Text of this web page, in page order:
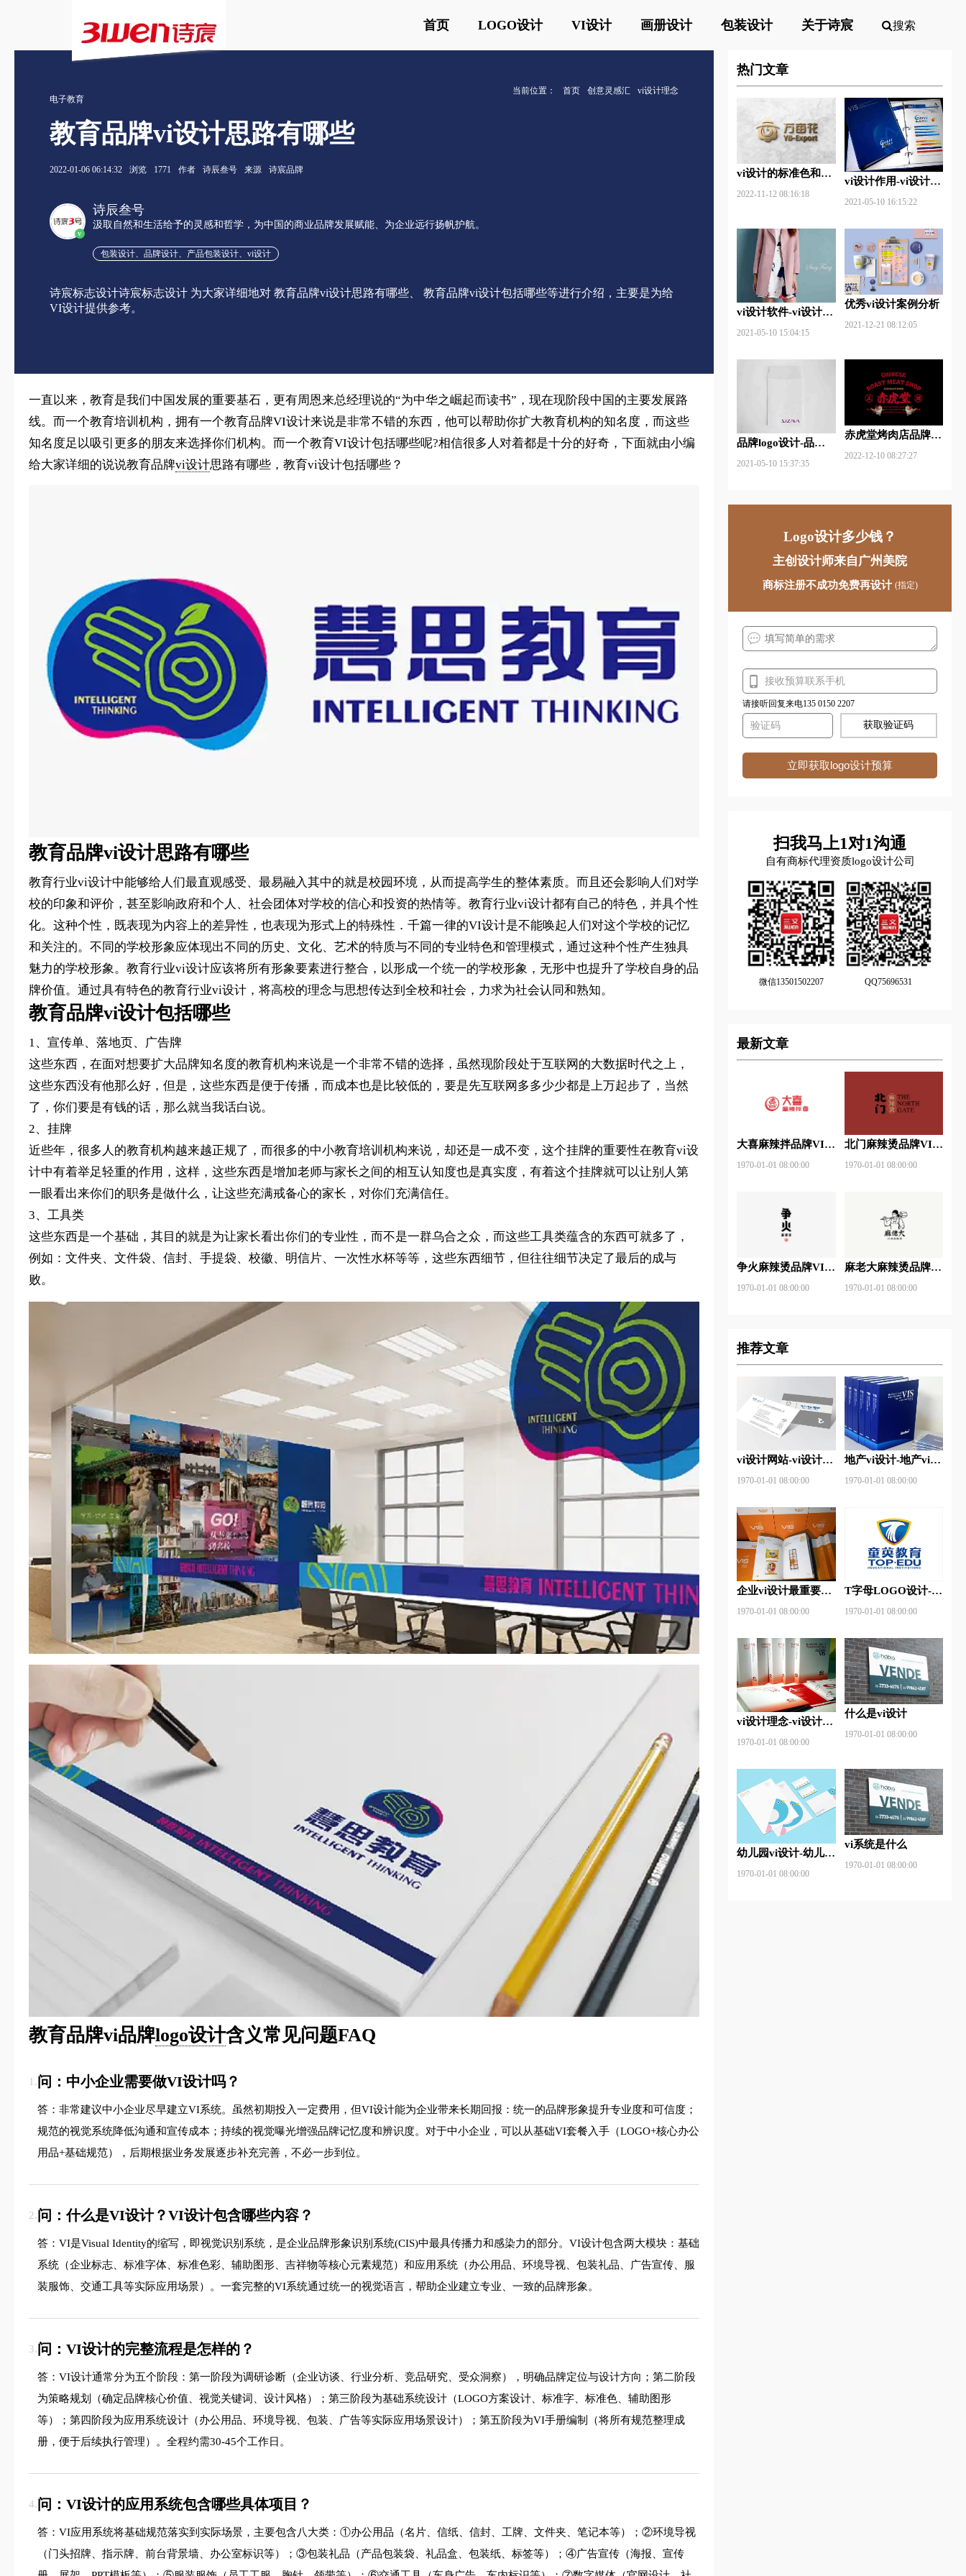
首页 LOGO设计 VI设计 画册设计 包装设计 关于诗宸 搜索
当前位置： 首页 创意灵感汇
vi设计理念
电子教育
教育品牌vi设计思路有哪些
2022-01-06 06:14:32 浏览 1771 作者 诗辰叁号 来源 诗宸品牌
v
诗辰叁号
汲取自然和生活给予的灵感和哲学，为中国的商业品牌发展赋能、为企业远行扬帆护航。
包装设计、品牌设计、产品包装设计、vi设计
诗宸标志设计诗宸标志设计 为大家详细地对 教育品牌vi设计思路有哪些、 教育品牌vi设计包括哪些等进行介绍，主要是为给
VI设计提供参考。
一直以来，教育是我们中国发展的重要基石，更有周恩来总经理说的“为中华之崛起而读书”，现在现阶段中国的主要发展路
线。而一个教育培训机构，拥有一个教育品牌VI设计来说是非常不错的东西，他可以帮助你扩大教育机构的知名度，而这些
知名度足以吸引更多的朋友来选择你们机构。而一个教育VI设计包括哪些呢?相信很多人对着都是十分的好奇，下面就由小编
给大家详细的说说教育品牌vi设计思路有哪些，教育vi设计包括哪些？
教育品牌vi设计思路有哪些
教育行业vi设计中能够给人们最直观感受、最易融入其中的就是校园环境，从而提高学生的整体素质。而且还会影响人们对学
校的印象和评价，甚至影响政府和个人、社会团体对学校的信心和投资的热情等。教育行业vi设计都有自己的特色，并具个性
化。这种个性，既表现为内容上的差异性，也表现为形式上的特殊性．千篇一律的VI设计是不能唤起人们对这个学校的记忆
和关注的。不同的学校形象应体现出不同的历史、文化、艺术的特质与不同的专业特色和管理模式，通过这种个性产生独具
魅力的学校形象。教育行业vi设计应该将所有形象要素进行整合，以形成一个统一的学校形象，无形中也提升了学校自身的品
牌价值。通过具有特色的教育行业vi设计，将高校的理念与思想传达到全校和社会，力求为社会认同和熟知。
教育品牌vi设计包括哪些
1、宣传单、落地页、广告牌
这些东西，在面对想要扩大品牌知名度的教育机构来说是一个非常不错的选择，虽然现阶段处于互联网的大数据时代之上，
这些东西没有他那么好，但是，这些东西是便于传播，而成本也是比较低的，要是先互联网多多少少都是上万起步了，当然
了，你们要是有钱的话，那么就当我话白说。
2、挂牌
近些年，很多人的教育机构越来越正规了，而很多的中小教育培训机构来说，却还是一成不变，这个挂牌的重要性在教育vi设
计中有着举足轻重的作用，这样，这些东西是增加老师与家长之间的相互认知度也是真实度，有着这个挂牌就可以让别人第
一眼看出来你们的职务是做什么，让这些充满戒备心的家长，对你们充满信任。
3、工具类
这些东西是一个基础，其目的就是为让家长看出你们的专业性，而不是一群乌合之众，而这些工具类蕴含的东西可就多了，
例如：文件夹、文件袋、信封、手提袋、校徽、明信片、一次性水杯等等，这些东西细节，但往往细节决定了最后的成与
败。
教育品牌vi品牌logo设计含义常见问题FAQ
1.问：中小企业需要做VI设计吗？
答：非常建议中小企业尽早建立VI系统。虽然初期投入一定费用，但VI设计能为企业带来长期回报：统一的品牌形象提升专业度和可信度；
规范的视觉系统降低沟通和宣传成本；持续的视觉曝光增强品牌记忆度和辨识度。对于中小企业，可以从基础VI套餐入手（LOGO+核心办公
用品+基础规范），后期根据业务发展逐步补充完善，不必一步到位。
2.问：什么是VI设计？VI设计包含哪些内容？
答：VI是Visual Identity的缩写，即视觉识别系统，是企业品牌形象识别系统(CIS)中最具传播力和感染力的部分。VI设计包含两大模块：基础
系统（企业标志、标准字体、标准色彩、辅助图形、吉祥物等核心元素规范）和应用系统（办公用品、环境导视、包装礼品、广告宣传、服
装服饰、交通工具等实际应用场景）。一套完整的VI系统通过统一的视觉语言，帮助企业建立专业、一致的品牌形象。
3.问：VI设计的完整流程是怎样的？
答：VI设计通常分为五个阶段：第一阶段为调研诊断（企业访谈、行业分析、竞品研究、受众洞察），明确品牌定位与设计方向；第二阶段
为策略规划（确定品牌核心价值、视觉关键词、设计风格）；第三阶段为基础系统设计（LOGO方案设计、标准字、标准色、辅助图形
等）；第四阶段为应用系统设计（办公用品、环境导视、包装、广告等实际应用场景设计）；第五阶段为VI手册编制（将所有规范整理成
册，便于后续执行管理）。全程约需30-45个工作日。
4.问：VI设计的应用系统包含哪些具体项目？
答：VI应用系统将基础规范落实到实际场景，主要包含八大类：①办公用品（名片、信纸、信封、工牌、文件夹、笔记本等）；②环境导视
（门头招牌、指示牌、前台背景墙、办公室标识等）；③包装礼品（产品包装袋、礼品盒、包装纸、标签等）；④广告宣传（海报、宣传
热门文章
vi设计的标准色和辅
2022-11-12 08:16:18
vi设计作用-vi设计的
2021-05-10 16:15:22
vi设计软件-vi设计用
2021-05-10 15:04:15
优秀vi设计案例分析
2021-12-21 08:12:05
品牌logo设计-品牌vi
2021-05-10 15:37:35
赤虎堂烤肉店品牌VI
2022-12-10 08:27:27
Logo设计多少钱？
主创设计师来自广州美院
商标注册不成功免费再设计 (指定)
请接听回复来电135 0150 2207
获取验证码
立即获取logo设计预算
扫我马上1对1沟通
自有商标代理资质logo设计公司
微信13501502207 QQ75696531
最新文章
大喜麻辣拌品牌VI设
1970-01-01 08:00:00
北门麻辣烫品牌VI设
1970-01-01 08:00:00
争火麻辣烫品牌VI设
1970-01-01 08:00:00
麻老大麻辣烫品牌VI
1970-01-01 08:00:00
推荐文章
vi设计网站-vi设计网
1970-01-01 08:00:00
地产vi设计-地产vi设
1970-01-01 08:00:00
企业vi设计最重要三
1970-01-01 08:00:00
T字母LOGO设计-
计
1970-01-01 08:00:00
vi设计理念-vi设计特
1970-01-01 08:00:00
什么是vi设计
1970-01-01 08:00:00
幼儿园vi设计-幼儿园
些？有什么作用？
1970-01-01 08:00:00
vi系统是什么
1970-01-01 08:00:00